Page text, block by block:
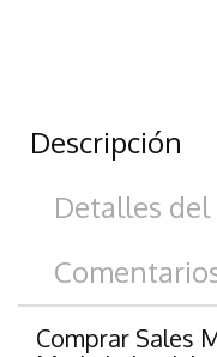
Descripción
Detalles
Comprar Sales